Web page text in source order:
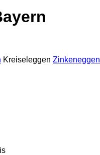
Kreiseleggen Zinkeneggen